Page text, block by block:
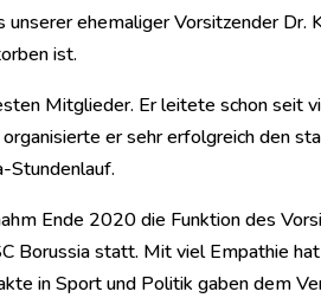
ehemaliger Vorsitzender Dr.
ist.
Mitglieder. Er leitete schon seit
er sehr erfolgreich den
Stundenlauf.
Ende 2020 die Funktion des
Borussia statt. Mit viel Empathie
in Sport und Politik gaben dem